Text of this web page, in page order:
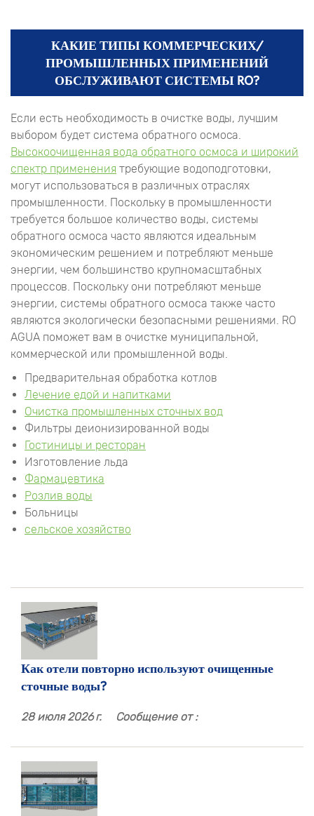
КАКИЕ ТИПЫ КОММЕРЧЕСКИХ/
ПРОМЫШЛЕННЫХ ПРИМЕНЕНИЙ
ОБСЛУЖИВАЮТ СИСТЕМЫ RO?
Если есть необходимость в очистке воды, лучшим
выбором будет система обратного осмоса.
Высокоочищенная вода обратного осмоса и широкий
спектр применения требующие водоподготовки,
могут использоваться в различных отраслях
промышленности. Поскольку в промышленности
требуется большое количество воды, системы
обратного осмоса часто являются идеальным
экономическим решением и потребляют меньше
энергии, чем большинство крупномасштабных
процессов. Поскольку они потребляют меньше
энергии, системы обратного осмоса также часто
являются экологически безопасными решениями. RO
AGUA поможет вам в очистке муниципальной,
коммерческой или промышленной воды.
Предварительная обработка котлов
Лечение едой и напитками
Очистка промышленных сточных вод
Фильтры деионизированной воды
Гостиницы и ресторан
Изготовление льда
Фармацевтика
Розлив воды
Больницы
сельское хозяйство
Как отели повторно используют очищенные
сточные воды?
28 июля 2026 г. Сообщение от :